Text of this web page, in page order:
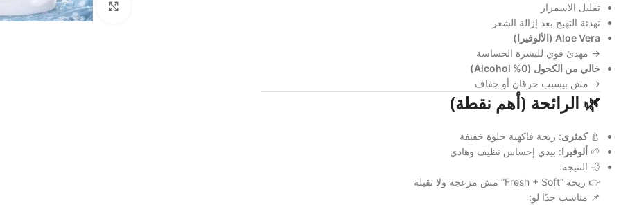
تقليل الاسمرار
تهدئة التهيج بعد إزالة الشعر
Aloe Vera (الألوفيرا)
→ مهدئ قوي للبشرة الحساسة
خالي من الكحول (0% Alcohol)
→ مش بيسبب حرقان أو جفاف
🌿 الرائحة (أهم نقطة)
🍐كمثرى: ريحة فاكهية حلوة خفيفة
🌱 ألوفيرا: بيدي إحساس نظيف وهادي
💨 النتيجة:
👉 ريحة “Fresh + Soft” مش مزعجة ولا تقيلة
📌 مناسب جدًا لو:
Click to enlarge